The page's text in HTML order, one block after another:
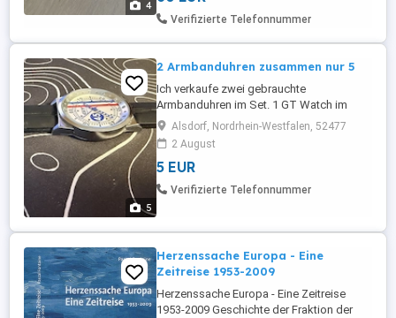
4
Das schwarze Zifferblatt ist mit silbernen
Verifizierte Telefonnummer
5
2 Armbanduhren zusammen nur 5
Ich verkaufe zwei gebrauchte
Armbanduhren im Set. 1 GT Watch im
sportlichen Racing-Design 1 schwarze
Armbanduhr mit Chronographen-Optik
Beide mit Silikonarmband Gebrauchter
Zustand mit normalen Gebrauchsspuren
(siehe Fotos) Funktion nicht geprüft
Alsdorf, Nordrhein-Westfalen, 52477
2 August
5 EUR
Verifizierte Telefonnummer
Herzenssache Europa - Eine
Zeitreise 1953-2009
Herzenssache Europa - Eine Zeitreise
1953-2009 Geschichte der Fraktion der